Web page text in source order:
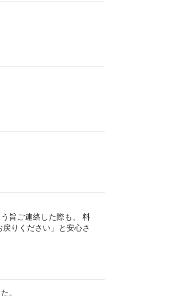
旨ご連絡した際も、 料
りください」と安心さ
。